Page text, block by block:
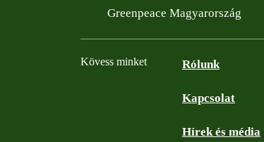
Greenpeace Magyarország
Kövess minket Rólunk
Kapcsolat
Hírek és média